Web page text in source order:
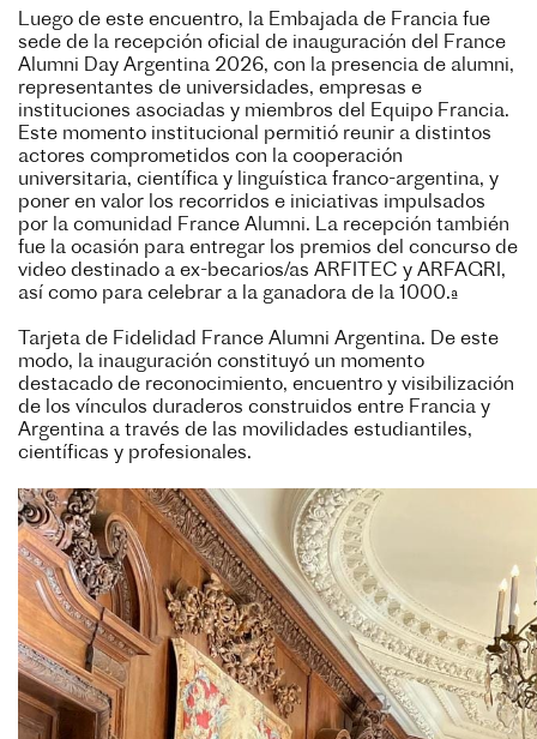
Luego de este encuentro, la Embajada de Francia fue
sede de la recepción oficial de inauguración del France
Alumni Day Argentina 2026, con la presencia de alumni,
representantes de universidades, empresas e
instituciones asociadas y miembros del Equipo Francia.
Este momento institucional permitió reunir a distintos
actores comprometidos con la cooperación
universitaria, científica y linguística franco-argentina, y
poner en valor los recorridos e iniciativas impulsados
por la comunidad France Alumni. La recepción también
fue la ocasión para entregar los premios del concurso de
video destinado a ex-becarios/as ARFITEC y ARFAGRI,
así como para celebrar a la ganadora de la 1000.ª
Tarjeta de Fidelidad France Alumni Argentina. De este
modo, la inauguración constituyó un momento
destacado de reconocimiento, encuentro y visibilización
de los vínculos duraderos construidos entre Francia y
Argentina a través de las movilidades estudiantiles,
científicas y profesionales.